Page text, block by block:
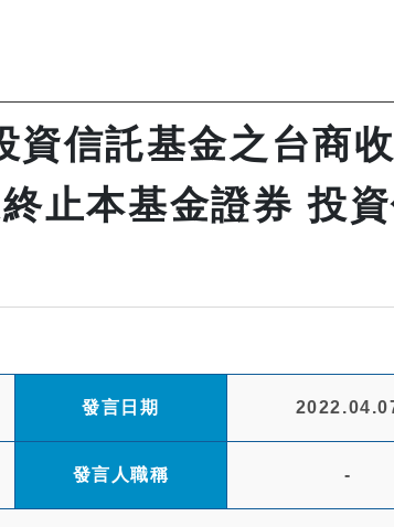
資信託基金之台商
止本基金證券 投
發言日期
發言人職稱 -